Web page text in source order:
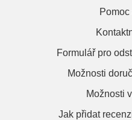
Formulář pro
Možnosti
Možnosti
Jak přidat